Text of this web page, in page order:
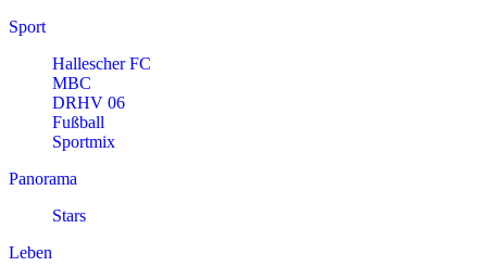
Sport
Hallescher FC
MBC
DRHV 06
Fußball
Sportmix
Panorama
Stars
Leben